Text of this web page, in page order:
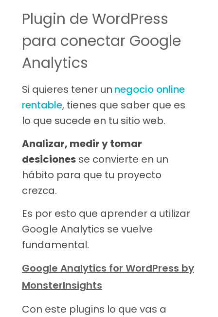
Plugin de WordPress
para conectar Google
Analytics
Si quieres tener un negocio online
rentable, tienes que saber que es
lo que sucede en tu sitio web.
Analizar, medir y tomar
desiciones se convierte en un
hábito para que tu proyecto
crezca.
Es por esto que aprender a utilizar
Google Analytics se vuelve
fundamental.
Google Analytics for WordPress by
MonsterInsights
Con este plugins lo que vas a